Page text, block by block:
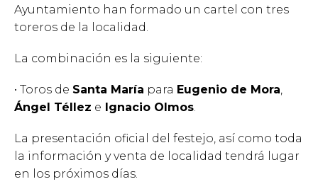
Ayuntamiento han formado un cartel con tres
toreros de la localidad.
La combinación es la siguiente:
• Toros de Santa María para Eugenio de Mora,
Ángel Téllez e Ignacio Olmos.
La presentación oficial del festejo, así como toda
la información y venta de localidad tendrá lugar
en los próximos días.